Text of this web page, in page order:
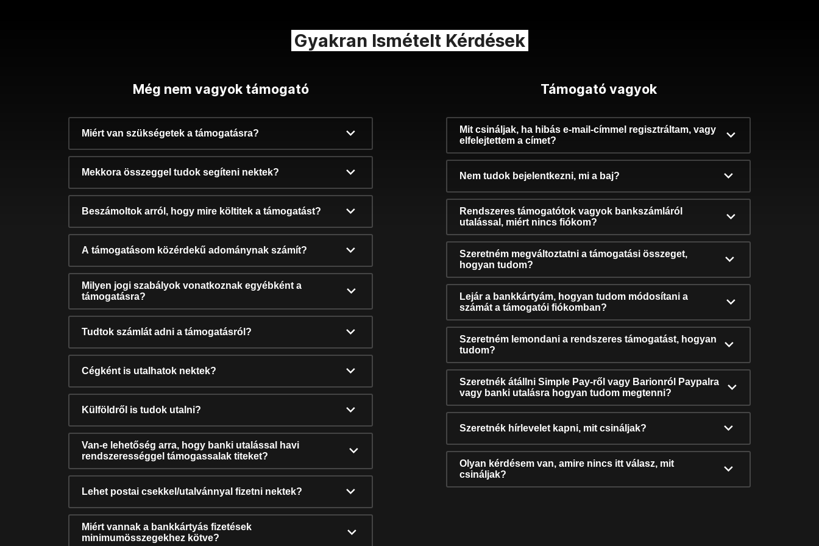
Gyakran Ismételt Kérdések
Még nem vagyok támogató
Miért van szükségetek a támogatásra?
Mekkora összeggel tudok segíteni nektek?
Beszámoltok arról, hogy mire költitek a támogatást?
A támogatásom közérdekű adománynak számít?
Milyen jogi szabályok vonatkoznak egyébként a
támogatásra?
Tudtok számlát adni a támogatásról?
Cégként is utalhatok nektek?
Külföldről is tudok utalni?
Van-e lehetőség arra, hogy banki utalással havi
rendszerességgel támogassalak titeket?
Lehet postai csekkel/utalvánnyal fizetni nektek?
Miért vannak a bankkártyás fizetések
minimumösszegekhez kötve?
Támogató vagyok
Mit csináljak, ha hibás e-mail-címmel regisztráltam, vagy
elfelejtettem a címet?
Nem tudok bejelentkezni, mi a baj?
Rendszeres támogatótok vagyok bankszámláról
utalással, miért nincs fiókom?
Szeretném megváltoztatni a támogatási összeget,
hogyan tudom?
Lejár a bankkártyám, hogyan tudom módosítani a
számát a támogatói fiókomban?
Szeretném lemondani a rendszeres támogatást, hogyan
tudom?
Szeretnék átállni Simple Pay-ről vagy Barionról Paypalra
vagy banki utalásra hogyan tudom megtenni?
Szeretnék hírlevelet kapni, mit csináljak?
Olyan kérdésem van, amire nincs itt válasz, mit
csináljak?